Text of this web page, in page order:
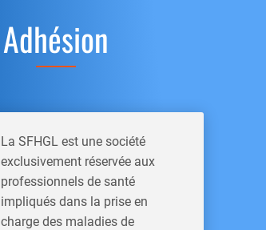
Adhésion
La SFHGL est une société
exclusivement réservée aux
professionnels de santé
impliqués dans la prise en
charge des maladies de